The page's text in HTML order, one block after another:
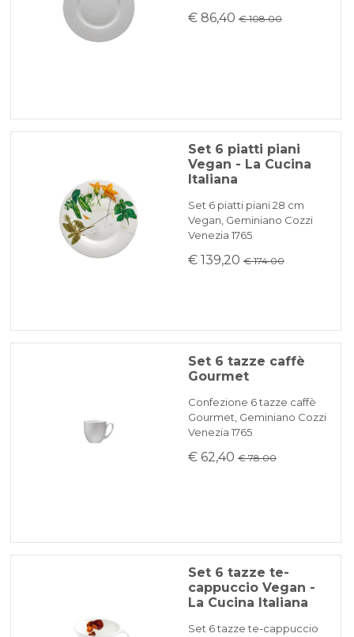
€ 86,40 € 108.00
Set 6 piatti piani
Vegan - La Cucina
Italiana
Set 6 piatti piani 28 cm
Vegan, Geminiano Cozzi
Venezia 1765
€ 139,20 € 174.00
Set 6 tazze caffè
Gourmet
Confezione 6 tazze caffè
Gourmet, Geminiano Cozzi
Venezia 1765
€ 62,40 € 78.00
Set 6 tazze te-
cappuccio Vegan -
La Cucina Italiana
Set 6 tazze te-cappuccio